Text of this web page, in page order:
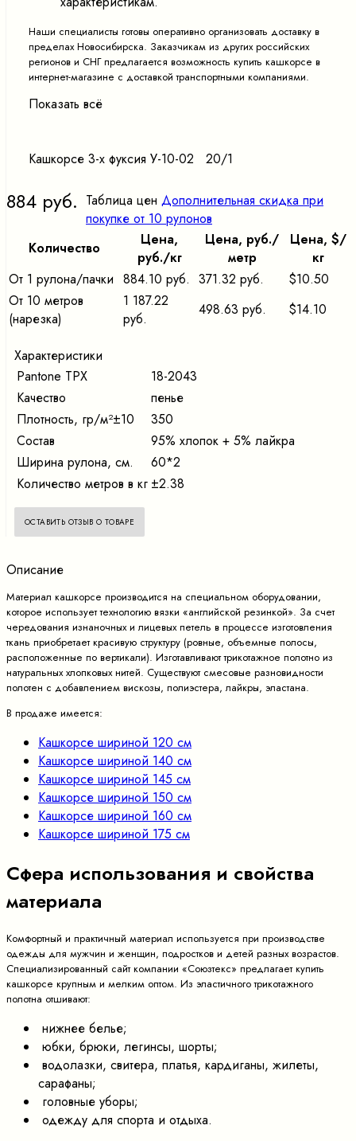
Наши специалисты готовы оперативно организовать доставку в
пределах Новосибирска. Заказчикам из других российских
регионов и СНГ предлагается возможность купить кашкорсе в
интернет-магазине с доставкой транспортными компаниями.
Показать всё
Кашкорсе 3-х фуксия У-10-02 20/1
884 руб. Таблица цен Дополнительная скидка при
покупке от 10 рулонов
Количество
Цена,
pуб./кг
Цена, pуб./
метр
Цена, $/
кг
От 1 рулона/пачки 884.10 руб. 371.32 руб.
$10.50
От 10 метров
(нарезка)
1 187.22
руб.
498.63 руб. $14.10
Характеристики
Pantone TPX
18-2043
Качество
пенье
Плотность, гр/м²±10
350
Состав
95% хлопок + 5% лайкра
Ширина рулона, см.
60*2
Количество метров в кг ±2.38
ОСТАВИТЬ ОТЗЫВ О ТОВАРЕ
Описание
Материал кашкорсе производится на специальном оборудовании,
которое использует технологию вязки «английской резинкой». За счет
чередования изнаночных и лицевых петель в процессе изготовления
ткань приобретает красивую структуру (ровные, объемные полосы,
расположенные по вертикали). Изготавливают трикотажное полотно из
натуральных хлопковых нитей. Существуют смесовые разновидности
полотен с добавлением вискозы, полиэстера, лайкры, эластана.
В продаже имеется:
Кашкорсе шириной 120 см
Кашкорсе шириной 140 см
Кашкорсе шириной 145 см
Кашкорсе шириной 150 см
Кашкорсе шириной 160 см
Кашкорсе шириной 175 см
Сфера использования и свойства
материала
Комфортный и практичный материал используется при производстве
одежды для мужчин и женщин, подростков и детей разных возрастов.
Специализированный сайт компании «Союзтекс» предлагает купить
кашкорсе крупным и мелким оптом. Из эластичного трикотажного
полотна отшивают:
нижнее белье;
юбки, брюки, легинсы, шорты;
водолазки, свитера, платья, кардиганы, жилеты,
сарафаны;
головные уборы;
одежду для спорта и отдыха.